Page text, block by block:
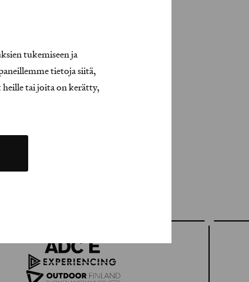
tukemiseen ja
tietoja siitä,
tai joita on kerätty,